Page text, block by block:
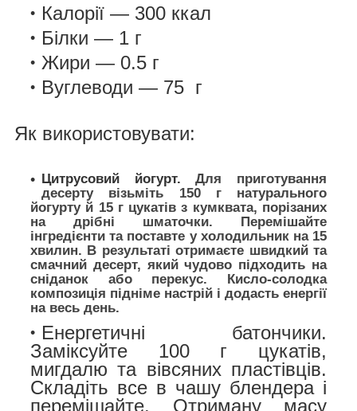
Калорії — 300 ккал
Білки — 1 г
Жири — 0.5 г
Вуглеводи — 75 г
Як використовувати:
Цитрусовий йогурт.Для приготування
десерту візьміть 150 г натурального
йогурту й 15 г цукатів з кумквата, порізаних
на дрібні шматочки. Перемішайте
інгредієнти та поставте у холодильник на 15
хвилин. В результаті отримаєте швидкий та
смачний десерт, який чудово підходить на
сніданок або перекус. Кисло-солодка
композиція підніме настрій і додасть енергії
на весь день.
Енергетичні батончики.
Заміксуйте 100 г цукатів,
мигдалю та вівсяних пластівців.
Складіть все в чашу блендера і
перемішайте. Отриману масу